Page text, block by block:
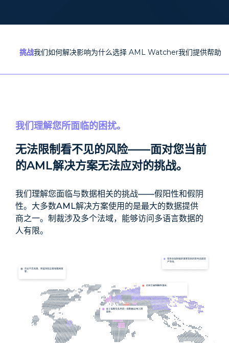
挑战我们如何解决影响为什么选择 AML Watcher我们提供帮助
我们理解您所面临的困扰。
无法限制看不见的风险——面对您当前
的AML解决方案无法应对的挑战。
我们理解您面临与数据相关的挑战——假阳性和假阴
性。大多数AML解决方案使用的是最大的数据提供
商之一。制裁涉及多个法域，能够访问多语言数据的
人有限。